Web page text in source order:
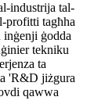
industrija tal-
profitti tagħha
ġodda
tekniku
ta
'R&D jiżgura
qawwa